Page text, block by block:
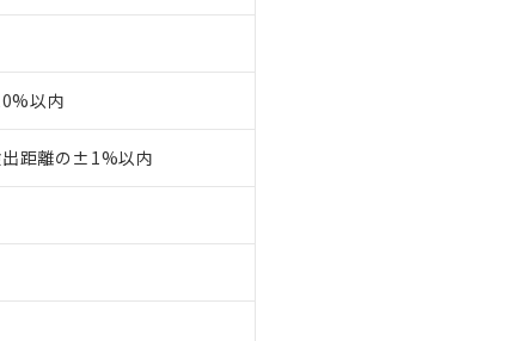
以内
出距離の±1%以内
客様との取引・商談に必要な範囲で利用することをご了承くだ
の共同利用に関して"
とができます。
もので、過去に遡って非含有を証明するものではありません。
物質の対応では、対応完了までの期間は出荷製品に未対応品が
ておりました。
い合わせください。
報を公開していない機種